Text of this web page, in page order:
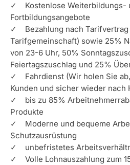
✓ Kostenlose Weiterbildungs-
Fortbildungsangebote
✓ Bezahlung nach Tarifvertrag
Tarifgemeinschaft) sowie 25%
von 23-6 Uhr, 50%
Feiertagszuschlag und 25%
✓ Fahrdienst (Wir holen Sie
Kunden und sicher wieder nach
✓ bis zu 85%
Produkte
✓ Moderne und bequeme
Schutzausrüstung
✓ unbefristetes
✓ Volle Lohnauszahlung zum